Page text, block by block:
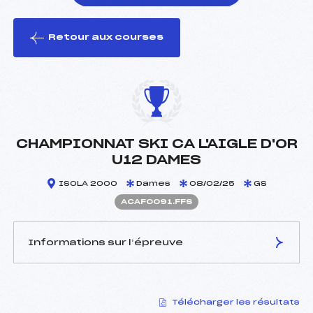
le ski
Retour aux courses
CHAMPIONNAT SKI CA L'AIGLE D'OR
U12 DAMES
ISOLA 2000 Dames 08/02/25 GS
ACAF0091.FFS
Informations sur l’épreuve
RAYBAUD PAUL (CA)
Télécharger les résultats